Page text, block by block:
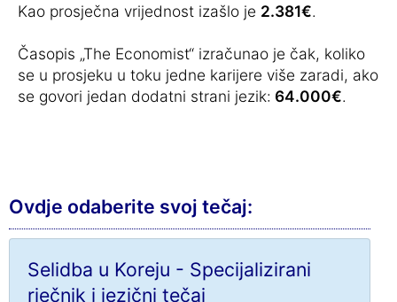
Kao prosječna vrijednost izašlo je 2.381€.
Časopis „The Economist“ izračunao je čak, koliko
se u prosjeku u toku jedne karijere više zaradi, ako
se govori jedan dodatni strani jezik: 64.000€.
Ovdje odaberite svoj tečaj:
Selidba u Koreju - Specijalizirani
rječnik i jezični tečaj